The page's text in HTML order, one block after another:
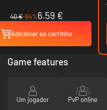
40 €-84%6.59 €
Adicioner ao carrinho
Game features
Um jogador PvP online